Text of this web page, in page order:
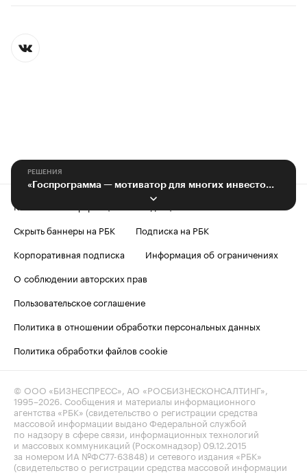
РЕШЕНИЯ
«Госпрограмма — мотиватор для многих инвесторов»
Контактная информация
Скрыть баннеры на РБК
Подписка на РБК
Корпоративная подписка
Информация об ограничениях
О соблюдении авторских прав
Пользовательское соглашение
Политика в отношении обработки персональных данных
Политика обработки файлов cookie
© ООО «БИЗНЕСПРЕСС», АО «РОСБИЗНЕСКОНСАЛТИНГ»,
1995–2026. Сообщения и материалы информационного
агентства «РБК» (свидетельство о регистрации средства
массовой информации выдано Федеральной службой
по надзору в сфере связи, информационных технологий
и массовых коммуникаций (Роскомнадзор) 09.12.2015
за номером ИА №ФС77-63848) и сетевого издания «РБК»
(свидетельство о регистрации средства массовой информации